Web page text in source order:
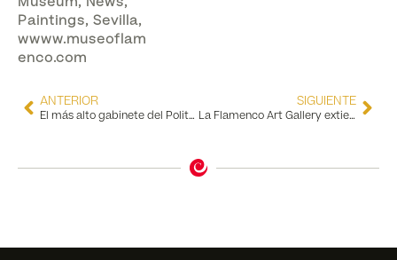
Paintings, Sevilla,
wwww.museoflam
enco.com
ANTERIOR
El más alto gabinete del Politburó de China visita el Museo del Baile Flamenco
SIGUIENTE
La Flamenco Art Gallery extiende la exposición “Encuentros” hasta el 31 de agosto de 2024